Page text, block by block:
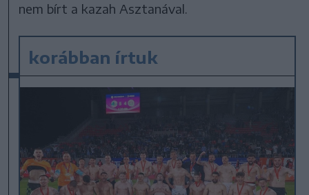
nem bírt a kazah Asztanával.
korábban írtuk